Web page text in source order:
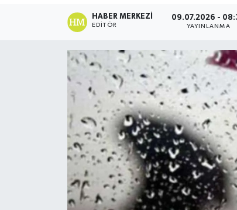
HABER MERKEZI
EDITÖR
09.07.2026 -
YAYINLANMA